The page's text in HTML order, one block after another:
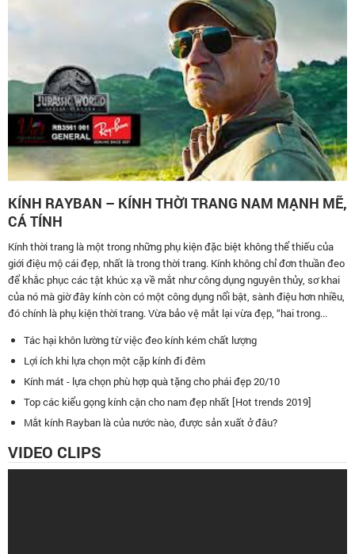
KÍNH RAYBAN – KÍNH THỜI TRANG NAM MẠNH MẼ,
CÁ TÍNH
Kính thời trang là một trong những phụ kiện đặc biệt không thể thiếu của
giới điệu mộ cái đẹp, nhất là trong thời trang. Kính không chỉ đơn thuần đeo
để khắc phục các tật khúc xạ về mắt như công dụng nguyên thủy, sơ khai
của nó mà giờ đây kính còn có một công dụng nổi bật, sành điệu hơn nhiều,
đó chính là phụ kiện thời trang. Vừa bảo vệ mắt lại vừa đẹp, “hai trong...
Tác hại khôn lường từ việc đeo kính kém chất lượng
Lợi ích khi lựa chọn một cặp kính đi đêm
Kính mát - lựa chọn phù hợp quà tặng cho phái đẹp 20/10
Top các kiểu gọng kính cận cho nam đẹp nhất [Hot trends 2019]
Mắt kính Rayban là của nước nào, được sản xuất ở đâu?
VIDEO CLIPS